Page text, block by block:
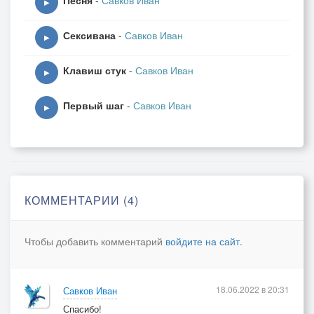
▶
▶ Сексивана - Савков Иван
▶ Клавиш стук - Савков Иван
▶ Первый шаг - Савков Иван
КОММЕНТАРИИ (4)
Чтобы добавить комментарий войдите на сайт.
Савков Иван
Спасибо!
18.06.2022 в 20:31